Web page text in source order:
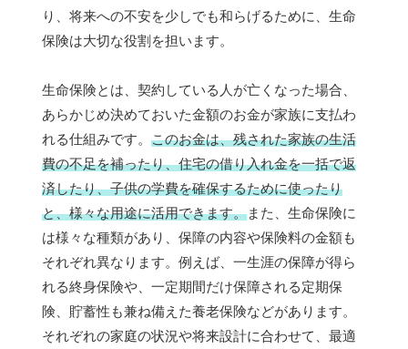
り、将来への不安を少しでも和らげるために、生命
保険は大切な役割を担います。
生命保険とは、契約している人が亡くなった場合、
あらかじめ決めておいた金額のお金が家族に支払わ
れる仕組みです。 このお金は、残された家族の生活
費の不足を補ったり、住宅の借り入れ金を一括で返
済したり、子供の学費を確保するために使ったり
と、様々な用途に活用できます。また、生命保険に
は様々な種類があり、保障の内容や保険料の金額も
それぞれ異なります。例えば、一生涯の保障が得ら
れる終身保険や、一定期間だけ保障される定期保
険、貯蓄性も兼ね備えた養老保険などがあります。
それぞれの家庭の状況や将来設計に合わせて、最適